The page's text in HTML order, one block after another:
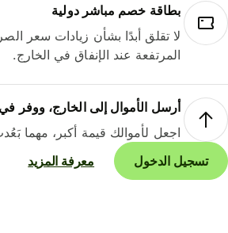
بطاقة خصم مباشر دولية
لا تقلق أبدًا بشأن زيادات سعر
المرتفعة عند الإنفاق في الخارج.
أرسل الأموال إلى الخارج، ووفر في
اجعل لأموالك قيمة أكبر، مهما
تسجيل الدخول
معرفة المزيد